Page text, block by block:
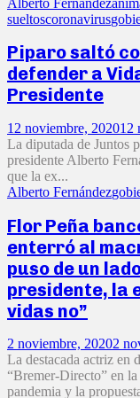
sueltoscoronavirus
Piparo saltó
defender a
Presidente
12 noviembre, 202012
La diputada de Juntos
presidente Alberto
que la ex...
Alberto Fernández
Flor Peña
enterró al
puso de un
presidente, la
vidas no”
2 noviembre, 20202
La destacada actriz en
“Bremer-Directo” en
pandemia y la